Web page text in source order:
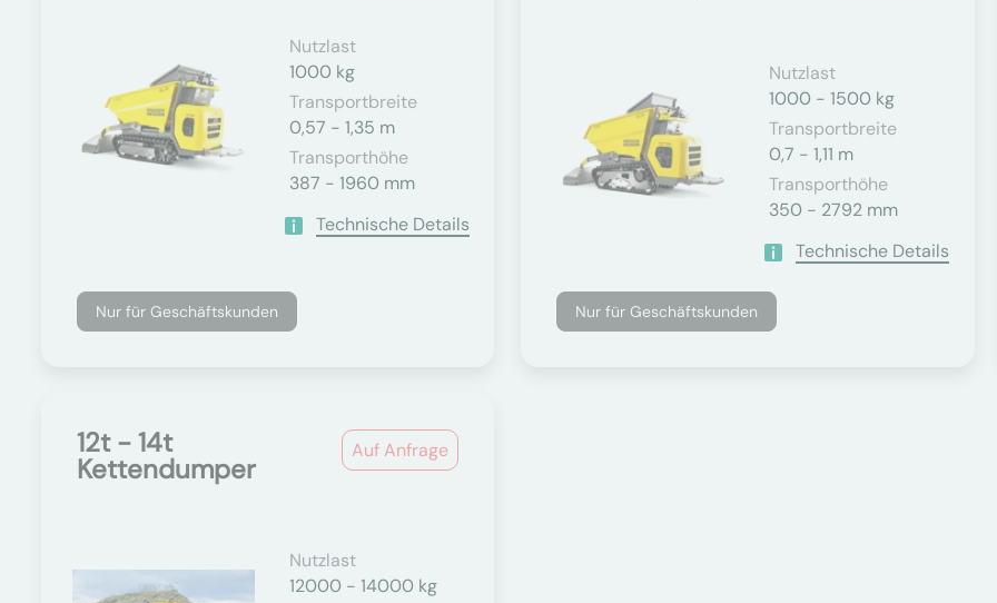
Nutzlast
1000 kg
Transportbreite
0,57 - 1,35 m
Transporthöhe
387 - 1960 mm
Technische Details
Nur für Geschäftskunden
Nutzlast
1000 - 1500 kg
Transportbreite
0,7 - 1,11 m
Transporthöhe
350 - 2792 mm
Technische Details
Nur für Geschäftskunden
Auf Anfrage
12t - 14t
Kettendumper
Nutzlast
12000 - 14000 kg